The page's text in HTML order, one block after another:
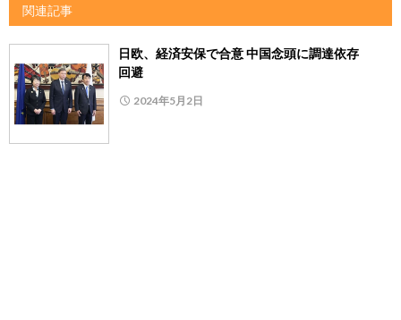
関連記事
日欧、経済安保で合意 中国念頭に調達依存
回避
2024年5月2日